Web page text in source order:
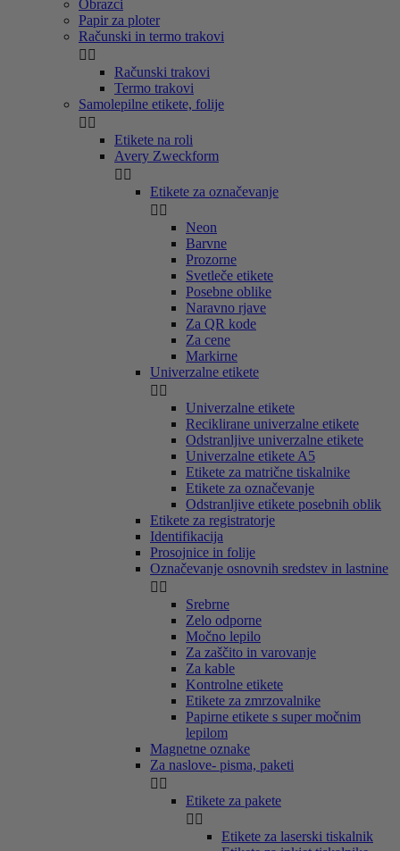
Obrazci
Papir za ploter
Računski in termo trakovi
 
Računski trakovi
Termo trakovi
Samolepilne etikete, folije
 
Etikete na roli
Avery Zweckform
 
Etikete za označevanje
 
Neon
Barvne
Prozorne
Svetleče etikete
Posebne oblike
Naravno rjave
Za QR kode
Za cene
Markirne
Univerzalne etikete
 
Univerzalne etikete
Reciklirane univerzalne etikete
Odstranljive univerzalne etikete
Univerzalne etikete A5
Etikete za matrične tiskalnike
Etikete za označevanje
Odstranljive etikete posebnih oblik
Etikete za registratorje
Identifikacija
Prosojnice in folije
Označevanje osnovnih sredstev in lastnine
 
Srebrne
Zelo odporne
Močno lepilo
Za zaščito in varovanje
Za kable
Kontrolne etikete
Etikete za zmrzovalnike
Papirne etikete s super močnim
lepilom
Magnetne oznake
Za naslove- pisma, paketi
 
Etikete za pakete
 
Etikete za laserski tiskalnik